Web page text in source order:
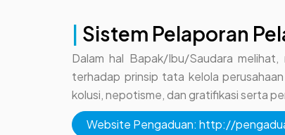
Sistem Pelaporan
Dalam hal Bapak/Ibu/Saudara
terhadap prinsip tata kelola
kolusi, nepotisme, dan gratifikasi serta
Website Pengaduan: http://